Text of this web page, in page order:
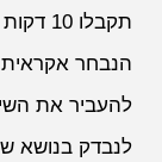
תקבלו
הנבחר אקראית
להעביר את
לנבדק בנושא